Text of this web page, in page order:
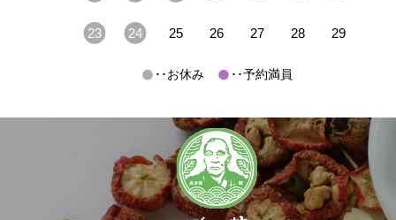
23 24 25 26 27 28 29
･･お休み ･･予約満員